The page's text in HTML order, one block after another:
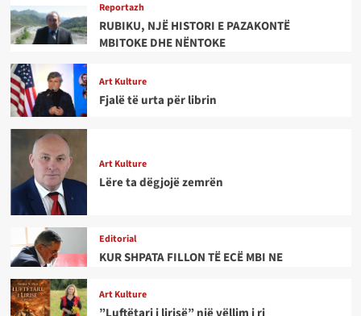
Reportazh
RUBIKU, NJË HISTORI E PAZAKONTË
MBITOKE DHE NËNTOKE
Art Kulture
Fjalë të urta për librin
Art Kulture
Lëre ta dëgjojë zemrën
Editorial
KUR SHPATA FILLON TË ECË MBI NE
Art Kulture